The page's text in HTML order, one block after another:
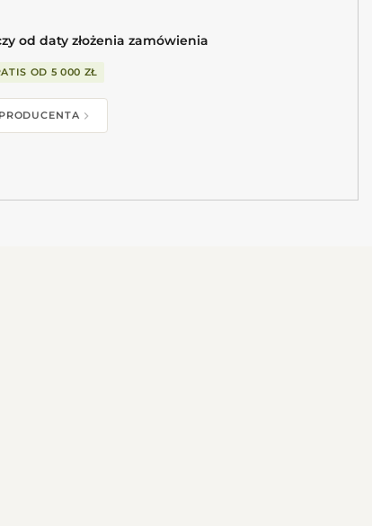
od daty złożenia zamówienia
OD 5 000 ZŁ